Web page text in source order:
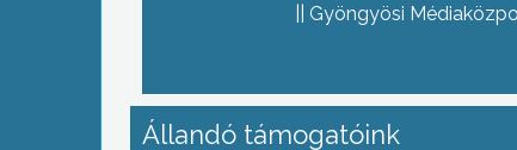
Gyöngyösi
Állandó támogatóink